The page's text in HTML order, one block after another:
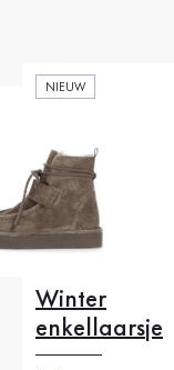
NIEUW
Winter
enkellaarsje